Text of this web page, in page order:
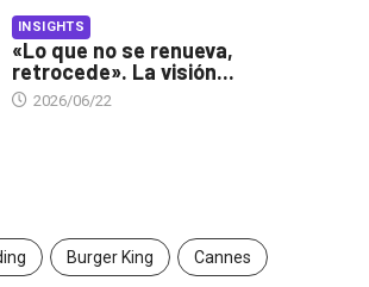
INSIGHTS
«Lo que no se renueva,
retrocede». La visión...
2026/06/22
Burger King Cannes